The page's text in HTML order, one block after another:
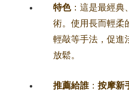
特色：這是最經典
術。使用長而輕柔
輕敲等手法，促進
放鬆。
推薦給誰： 按摩新